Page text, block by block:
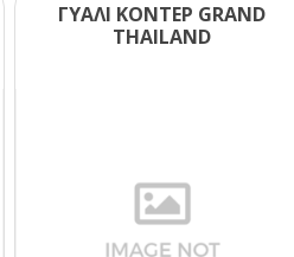
ΓΥΑΛΙ ΚΟΝΤΕΡ GRΑΝD
ΤΗΑΙLΑΝD